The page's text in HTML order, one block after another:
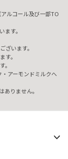
ルコール及び一部TO
す。
ざいます。
す。
。
アーモンドミルクへ
ありません。